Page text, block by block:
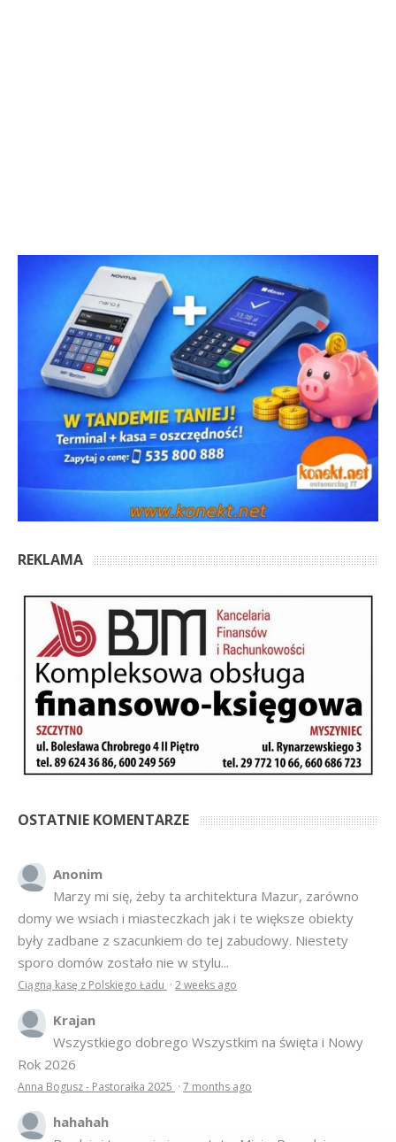
REKLAMA
OSTATNIE KOMENTARZE
Anonim
Marzy mi się, żeby ta architektura Mazur, zarówno
domy we wsiach i miasteczkach jak i te większe obiekty
były zadbane z szacunkiem do tej zabudowy. Niestety
sporo domów zostało nie w stylu...
Ciągną kasę z Polskiego Ładu · 2 weeks ago
Krajan
Wszystkiego dobrego Wszystkim na święta i Nowy
Rok 2026
Anna Bogusz - Pastorałka 2025 · 7 months ago
hahahah